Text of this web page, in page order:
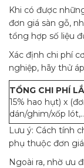
Khi có được
đơn giá sàn gỗ,
tổng hợp số liệu
Xác định chi phí
nghiệp, hãy thử
TỔNG CHI PHÍ
15% hao hụt) x
dán/ghim/xốp
Lưu ý: Cách tính
phụ thuộc đơn
Ngoài ra, nhờ ưu